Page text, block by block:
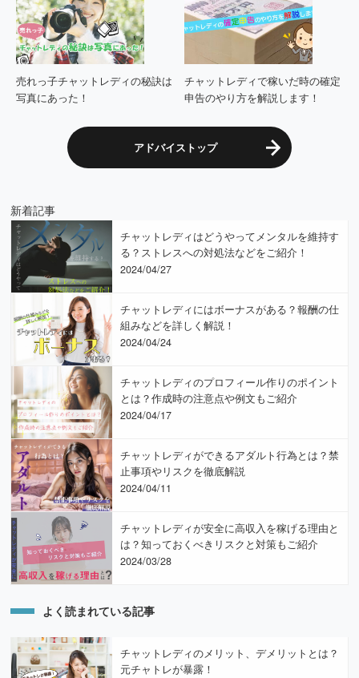
売れっ子チャットレディの秘訣は
写真にあった！
チャットレディで稼いだ時の確定
申告のやり方を解説します！
アドバイストップ
新着記事
チャットレディはどうやってメンタルを維持す
る？ストレスへの対処法などをご紹介！
2024/04/27
チャットレディにはボーナスがある？報酬の仕
組みなどを詳しく解説！
2024/04/24
チャットレディのプロフィール作りのポイント
とは？作成時の注意点や例文もご紹介
2024/04/17
チャットレディができるアダルト行為とは？禁
止事項やリスクを徹底解説
2024/04/11
チャットレディが安全に高収入を稼げる理由と
は？知っておくべきリスクと対策もご紹介
2024/03/28
よく読まれている記事
チャットレディのメリット、デメリットとは？
元チャトレが暴露！